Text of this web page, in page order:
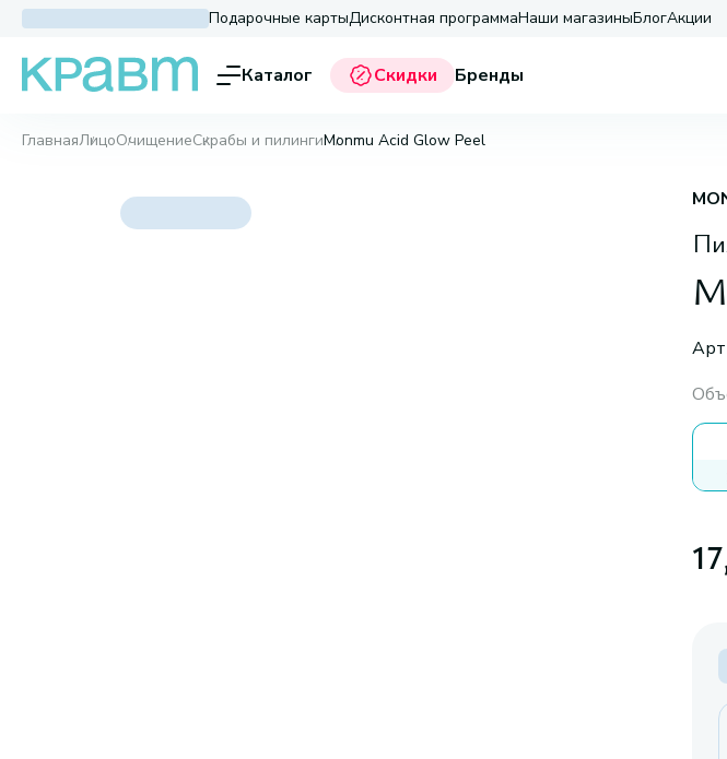
Подарочные картыДисконтная программаНаши магазиныБлогАкции
Каталог Скидки Бренды
ГлавнаяЛицоОчищениеСкрабы и пилингиMonmu Acid Glow Peel